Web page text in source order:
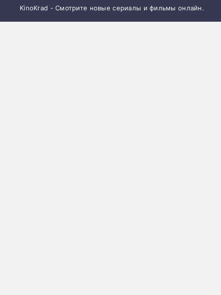
KinoKrad - Смотрите новые сериалы и фильмы онлайн.